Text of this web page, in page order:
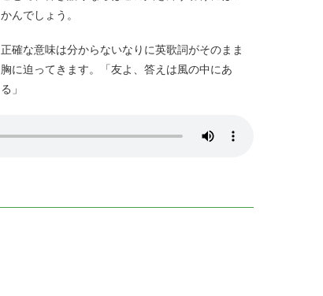
かんでしょう。
正確な意味は分からないなりに英歌詞がそのまま
胸に迫ってきます。「友よ、答えは風の中にあ
る」